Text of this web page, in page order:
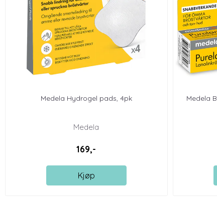
Medela Hydrogel pads, 4pk
Medela
169,-
Kjøp
Medela